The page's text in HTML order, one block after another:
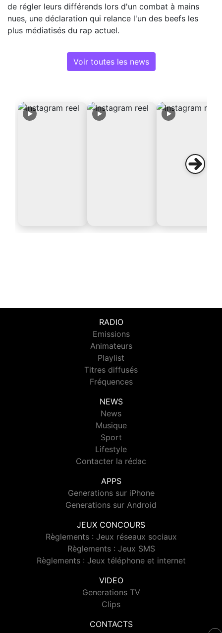
de régler leurs différends lors d'un combat à mains
nues, une déclaration qui relance l'un des beefs les
plus médiatisés du rap actuel.
Voir toutes les news
RADIO
Emissions
Animateurs
Playlist
Titres diffusés
Fréquences
NEWS
News
Musique
Sport
Lifestyle
Contacter la rédac
APPS
Generations sur iPhone
Generations sur Android
JEUX CONCOURS
Règlements : Jeux réseaux sociaux
Règlements : Jeux SMS
Règlements : Jeux téléphone et internet
VIDEO
Generations TV
Clips
CONTACTS